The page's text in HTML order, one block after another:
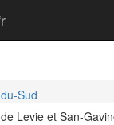
Sud
Levie et San-